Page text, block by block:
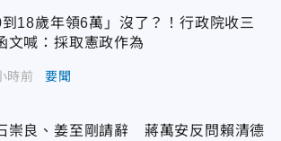
到18歲年領6萬」沒了？！行政院收三
文喊：採取憲政作為
時前 要聞
崇良、姜至剛請辭 蔣萬安反問賴清德